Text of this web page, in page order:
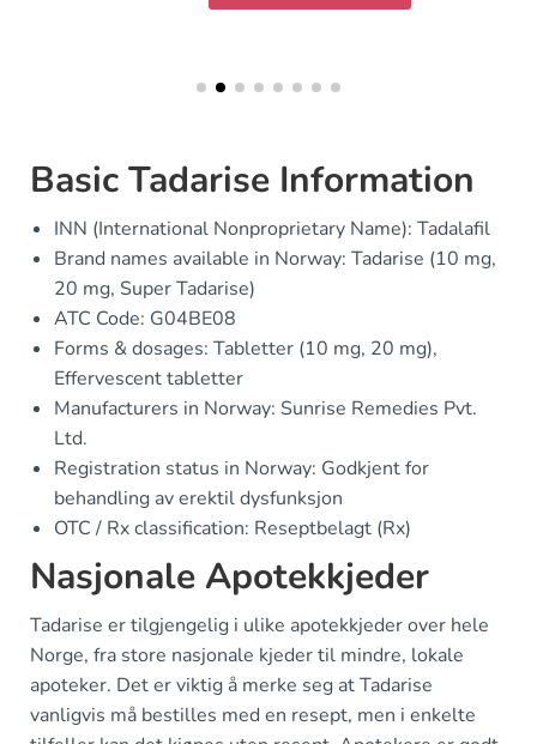
Basic Tadarise Information
INN (International Nonproprietary Name): Tadalafil
Brand names available in Norway: Tadarise (10 mg,
20 mg, Super Tadarise)
ATC Code: G04BE08
Forms & dosages: Tabletter (10 mg, 20 mg),
Effervescent tabletter
Manufacturers in Norway: Sunrise Remedies Pvt.
Ltd.
Registration status in Norway: Godkjent for
behandling av erektil dysfunksjon
OTC / Rx classification: Reseptbelagt (Rx)
Nasjonale Apotekkjeder
Tadarise er tilgjengelig i ulike apotekkjeder over hele
Norge, fra store nasjonale kjeder til mindre, lokale
apoteker. Det er viktig å merke seg at Tadarise
vanligvis må bestilles med en resept, men i enkelte